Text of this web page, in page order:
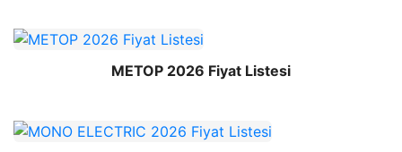
METOP 2026 Fiyat Listesi